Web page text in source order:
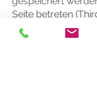
Seite betreten
Diese
Nutzung